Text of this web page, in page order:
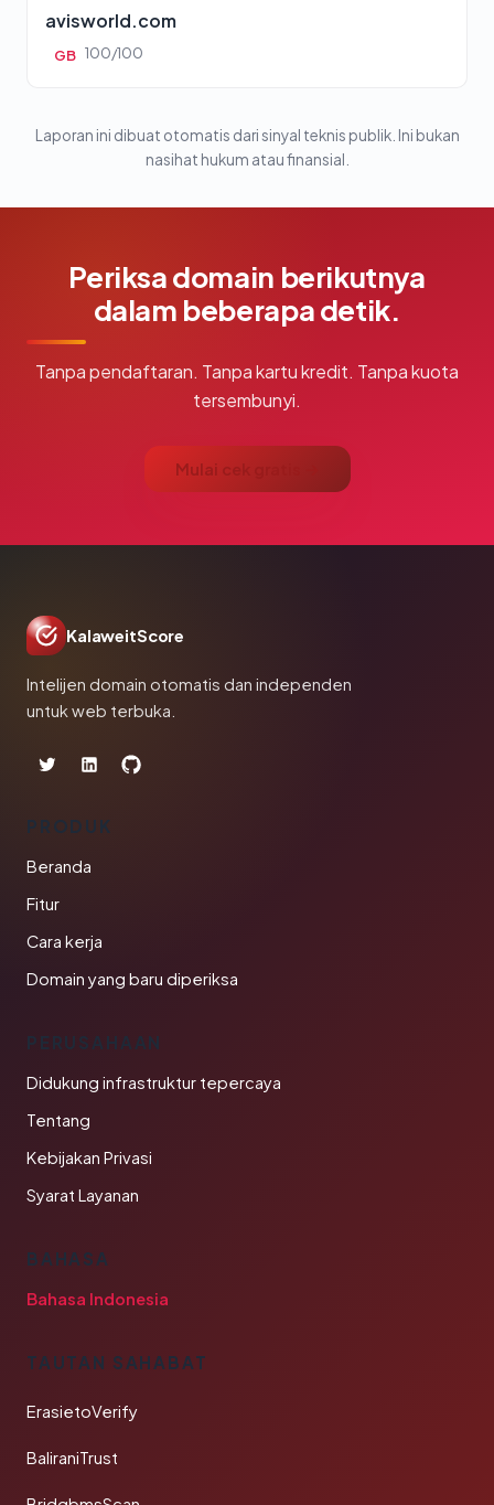
avisworld.com
GB 100/100
Laporan ini dibuat otomatis dari sinyal teknis publik. Ini bukan
nasihat hukum atau finansial.
Periksa domain berikutnya
dalam beberapa detik.
Tanpa pendaftaran. Tanpa kartu kredit. Tanpa kuota
tersembunyi.
Mulai cek gratis →
KalaweitScore
Intelijen domain otomatis dan independen
untuk web terbuka.
PRODUK
Beranda
Fitur
Cara kerja
Domain yang baru diperiksa
PERUSAHAAN
Didukung infrastruktur tepercaya
Tentang
Kebijakan Privasi
Syarat Layanan
BAHASA
Bahasa Indonesia
TAUTAN SAHABAT
ErasietoVerify
BaliraniTrust